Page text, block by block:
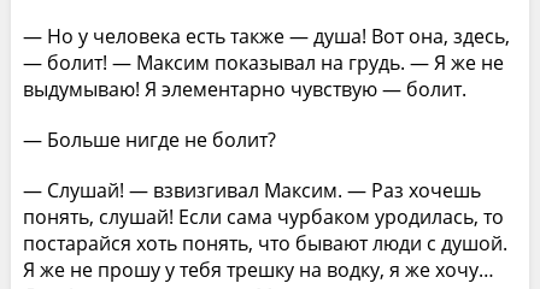
— Но у человека есть также — душа! Вот она, здесь,
— болит! — Максим показывал на грудь. — Я же не
выдумываю! Я элементарно чувствую — болит.
— Больше нигде не болит?
— Слушай! — взвизгивал Максим. — Раз хочешь
понять, слушай! Если сама чурбаком уродилась, то
постарайся хоть понять, что бывают люди с душой.
Я же не прошу у тебя трешку на водку, я же хочу…